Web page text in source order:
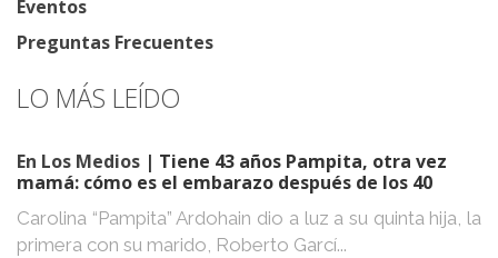
Eventos
Preguntas Frecuentes
LO MÁS LEÍDO
En Los Medios | Tiene 43 años Pampita, otra vez
mamá: cómo es el embarazo después de los 40
Carolina “Pampita” Ardohain dio a luz a su quinta hija, la
primera con su marido, Roberto Garcí...